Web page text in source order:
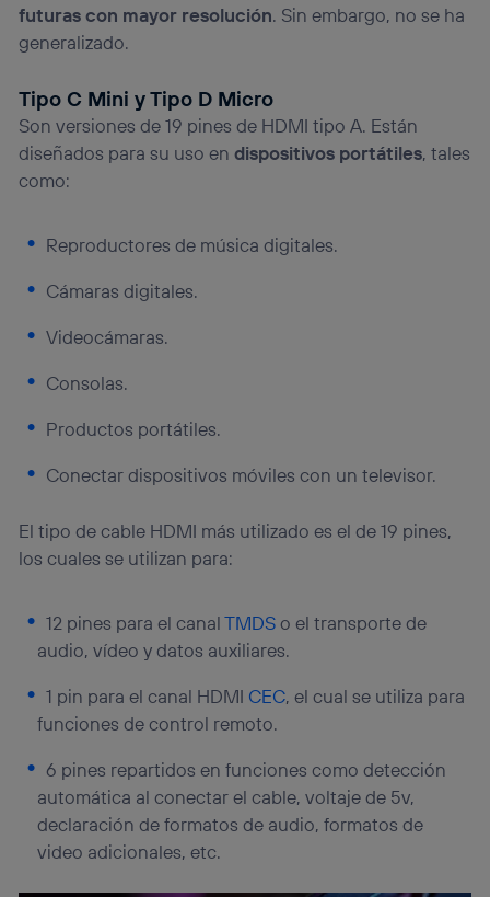
futuras con mayor resolución. Sin embargo, no se ha
generalizado.
Tipo C Mini y Tipo D Micro
Son versiones de 19 pines de HDMI tipo A. Están
diseñados para su uso endispositivos portátiles, tales
como:
Reproductores de música digitales.
Cámaras digitales.
Videocámaras.
Consolas.
Productos portátiles.
Conectar dispositivos móviles con un televisor.
El tipo de cable HDMI más utilizado es el de 19 pines,
los cuales se utilizan para:
12 pines para el canalTMDSo el transporte de
audio, vídeo y datos auxiliares.
1 pin para el canal HDMI CEC, el cual se utiliza para
funciones de control remoto.
6 pines repartidos en funciones como detección
automática al conectar el cable, voltaje de 5v,
declaración de formatos de audio, formatos de
video adicionales, etc.